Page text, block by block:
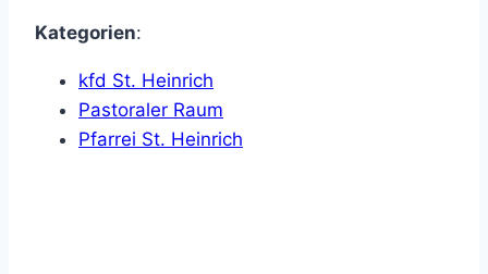
Kategorien:
kfd St. Heinrich
Pastoraler Raum
Pfarrei St. Heinrich